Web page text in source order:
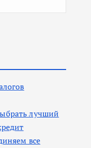
лучший
все